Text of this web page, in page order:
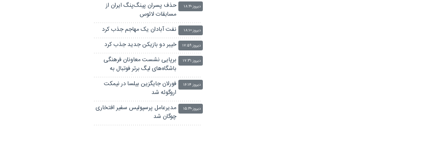
حذف پسران پینگ‌پنگ ایران از
مسابقات لائوس
دیروز ۱۸:۲۰
نفت آبادان یک مهاجم جذب کرد دیروز ۱۸:۱۰
خیبر دو بازیکن جدید جذب کرد دیروز ۱۷:۵۹
برپایی نشست معاونان فرهنگی
باشگاه‌های لیگ برتر فوتبال به
میزبانی سپاهان در اصفهان
دیروز ۱۷:۳۱
فورلان جایگزین بیلسا در نیمکت
اروگوئه شد
دیروز ۱۶:۱۴
مدیرعامل پرسپولیس سفیر افتخاری
چوگان شد
دیروز ۱۵:۳۰